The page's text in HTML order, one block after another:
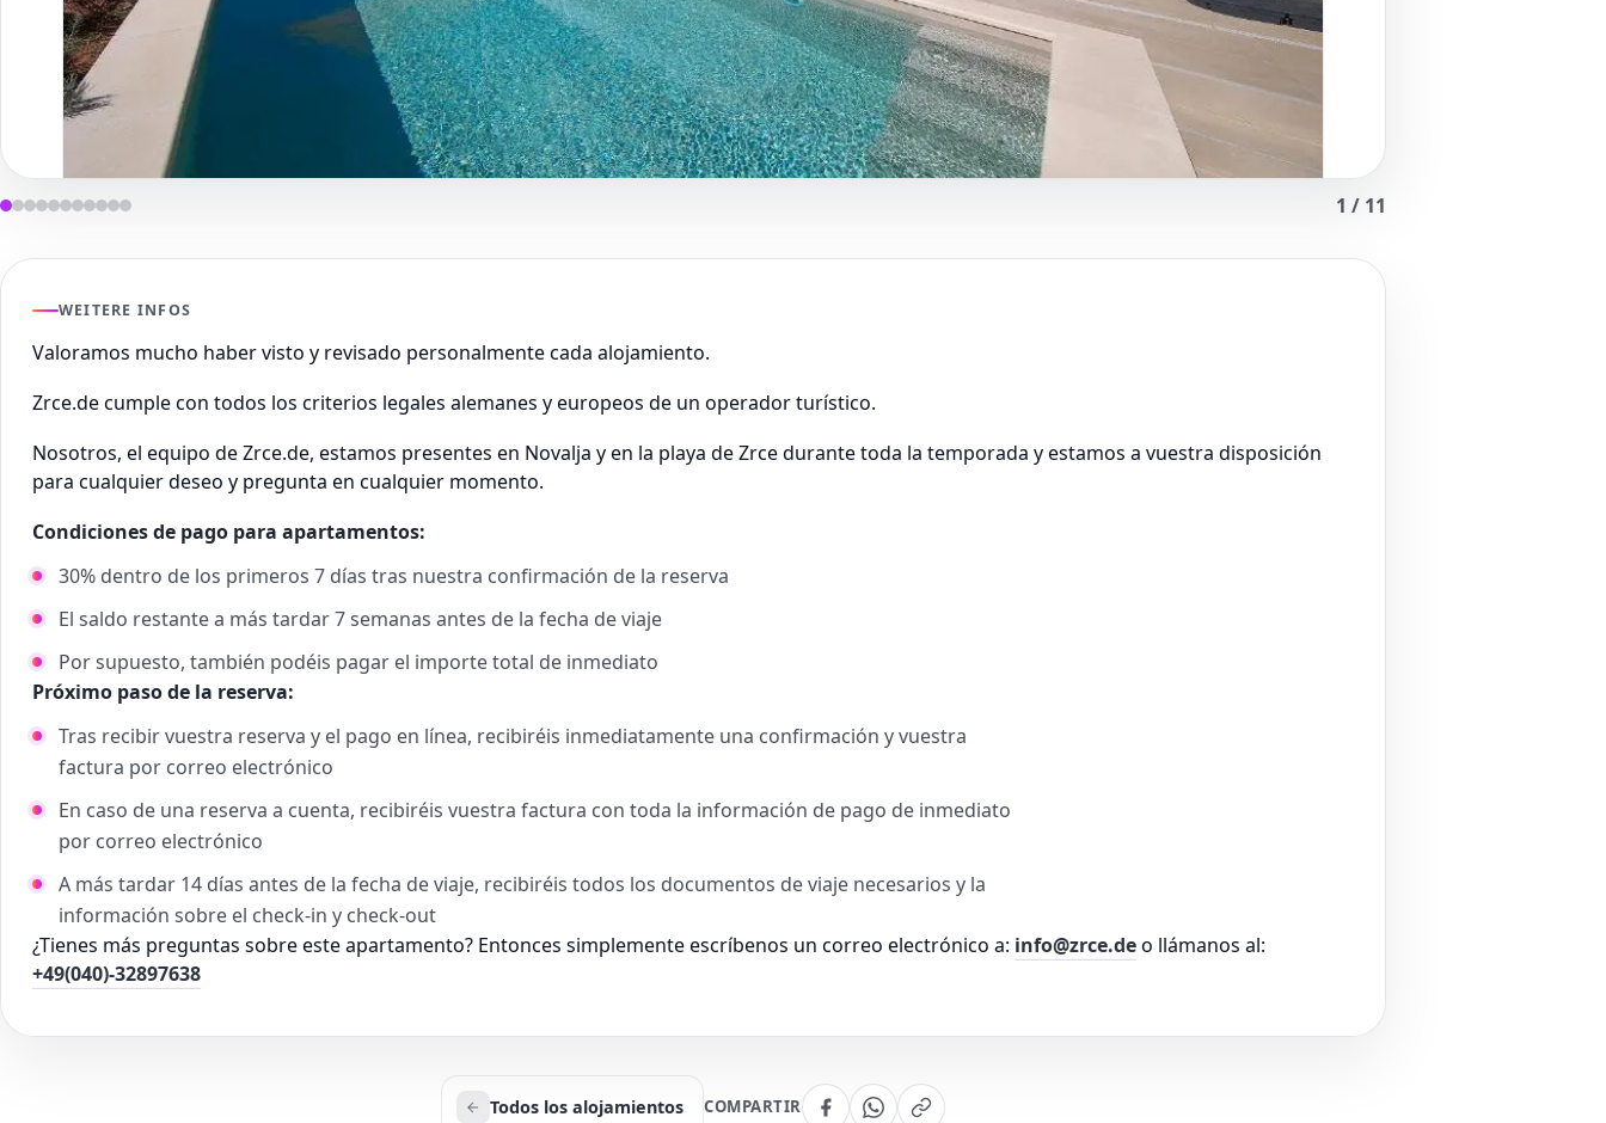
1 / 11
WEITERE INFOS
Valoramos mucho haber visto y revisado personalmente cada alojamiento.
Zrce.de cumple con todos los criterios legales alemanes y europeos de un operador turístico.
Nosotros, el equipo de Zrce.de, estamos presentes en Novalja y en la playa de Zrce durante toda la temporada y estamos a vuestra disposición
para cualquier deseo y pregunta en cualquier momento.
Condiciones de pago para apartamentos:
30% dentro de los primeros 7 días tras nuestra confirmación de la reserva
El saldo restante a más tardar 7 semanas antes de la fecha de viaje
Por supuesto, también podéis pagar el importe total de inmediato
Próximo paso de la reserva:
Tras recibir vuestra reserva y el pago en línea, recibiréis inmediatamente una confirmación y vuestra
factura por correo electrónico
En caso de una reserva a cuenta, recibiréis vuestra factura con toda la información de pago de inmediato
por correo electrónico
A más tardar 14 días antes de la fecha de viaje, recibiréis todos los documentos de viaje necesarios y la
información sobre el check-in y check-out
¿Tienes más preguntas sobre este apartamento? Entonces simplemente escríbenos un correo electrónico a: info@zrce.deo llámanos al:
+49(040)-32897638
Todos los alojamientos COMPARTIR